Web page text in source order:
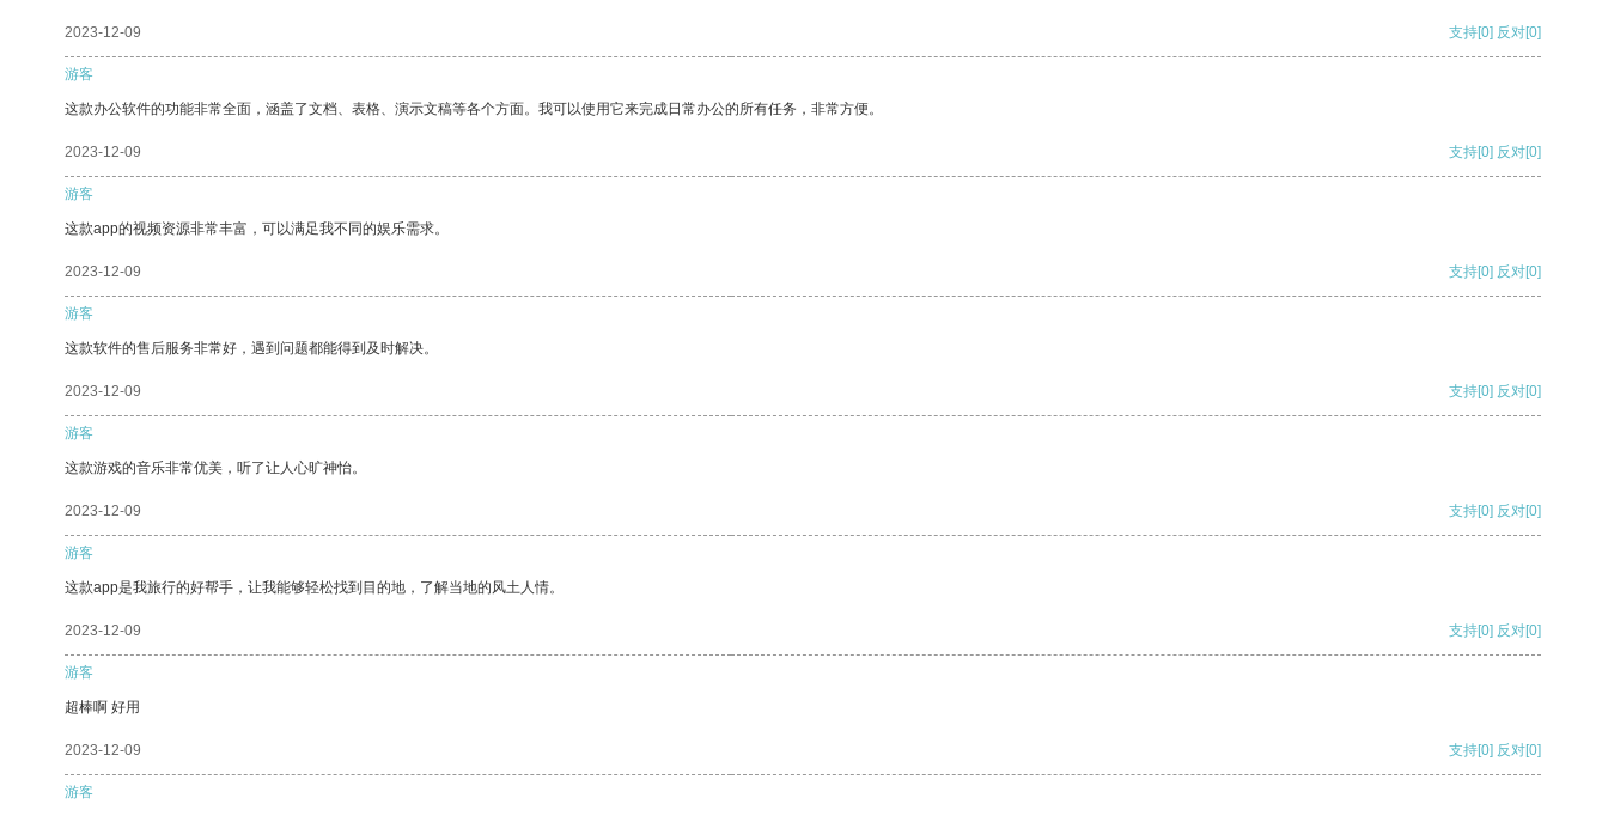
2023-12-09 支持[0] 反对[0]
游客
这款办公软件的功能非常全面，涵盖了文档、表格、演示文稿等各个方面。我可以使用它来完成日常办公的所有任务，非常方便。
2023-12-09 支持[0] 反对[0]
游客
这款app的视频资源非常丰富，可以满足我不同的娱乐需求。
2023-12-09 支持[0] 反对[0]
游客
这款软件的售后服务非常好，遇到问题都能得到及时解决。
2023-12-09 支持[0] 反对[0]
游客
这款游戏的音乐非常优美，听了让人心旷神怡。
2023-12-09 支持[0] 反对[0]
游客
这款app是我旅行的好帮手，让我能够轻松找到目的地，了解当地的风土人情。
2023-12-09 支持[0] 反对[0]
游客
超棒啊 好用
2023-12-09 支持[0] 反对[0]
游客